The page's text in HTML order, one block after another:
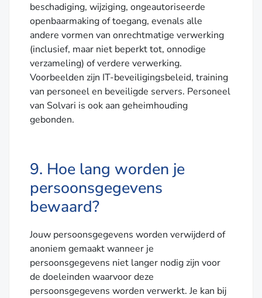
beschadiging, wijziging, ongeautoriseerde
openbaarmaking of toegang, evenals alle
andere vormen van onrechtmatige verwerking
(inclusief, maar niet beperkt tot, onnodige
verzameling) of verdere verwerking.
Voorbeelden zijn IT-beveiligingsbeleid, training
van personeel en beveiligde servers. Personeel
van Solvari is ook aan geheimhouding
gebonden.
9. Hoe lang worden je
persoonsgegevens
bewaard?
Jouw persoonsgegevens worden verwijderd of
anoniem gemaakt wanneer je
persoonsgegevens niet langer nodig zijn voor
de doeleinden waarvoor deze
persoonsgegevens worden verwerkt. Je kan bij